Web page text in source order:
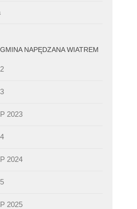
NAPĘDZANA WIATREM
2023
2024
2025